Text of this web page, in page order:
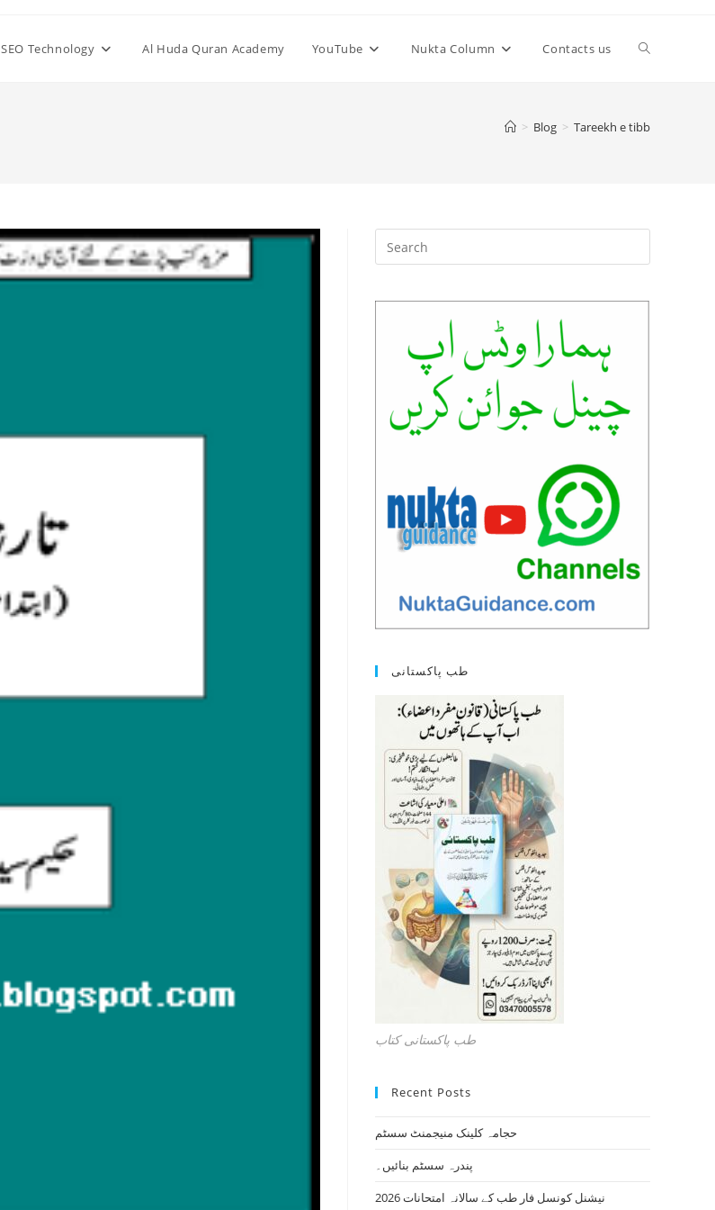
SEO Technology Al Huda Quran Academy YouTube Nukta Column Contacts us Toggle
> Blog > Tareekh e tibb
Escape
طب پاکستانی
طب پاکستانی کتاب
Recent Posts
حجامہ کلینک منیجمنٹ سسٹم
پندرہ سسٹم بنائیں۔
نیشنل کونسل فار طب کے سالانہ امتحانات 2026